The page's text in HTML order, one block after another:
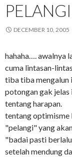
DECEMBER 10, 2005
hahaha…. awalnya
cuma lintasan-
tiba tiba mengalun
potongan gak jelas
tentang harapan.
tentang optimisme
"pelangi" yang
"badai pasti
setelah mendung